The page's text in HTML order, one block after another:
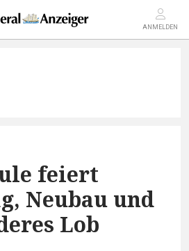
ANMELDEN
feiert
Neubau und
Lob